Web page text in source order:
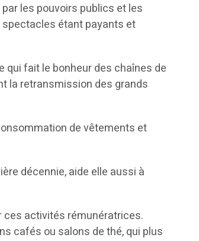
les pouvoirs publics et les
étant payants et
qui fait le bonheur des chaînes de
la retransmission des grands
de vêtements et
décennie, aide elle aussi à
ces activités rémunératrices.
cafés ou salons de thé, qui plus